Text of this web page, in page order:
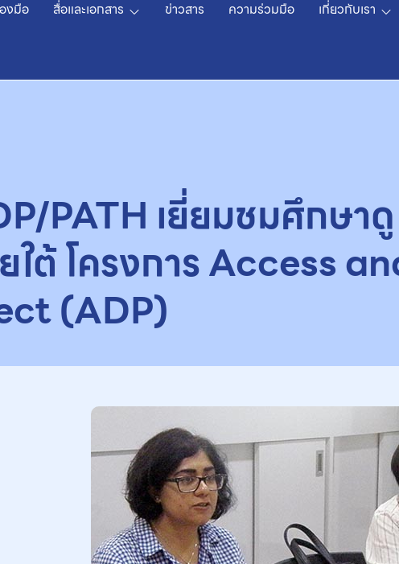
งมือ สื่อและเอกสาร ข่าวสาร ความร่วมมือ เกี่ยวกับเรา
PATH เยี่ยมชมศึกษาดู
ใต้ โครงการ Access
(ADP)